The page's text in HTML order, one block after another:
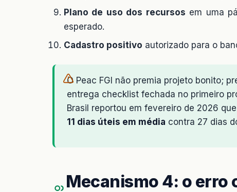
Plano de uso dos recursos em uma
esperado.
Cadastro positivo autorizado para o
O Peac FGI não premia projeto bonito;
entrega checklist fechada no primeiro
Brasil reportou em fevereiro de 2026
11 dias úteis em média contra 27 dias
Mecanismo 4: o erro